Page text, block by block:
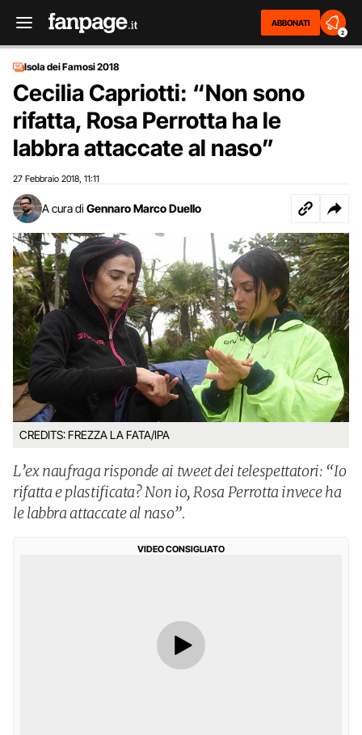
ABBONATI
2
Isola dei Famosi 2018
Cecilia Capriotti: “Non sono
rifatta, Rosa Perrotta ha le
labbra attaccate al naso”
27 Febbraio 2018 11:11
A cura di Gennaro Marco Duello
CREDITS: FREZZA LA FATA/IPA
L’ex naufraga risponde ai tweet dei telespettatori: “Io
rifatta e plastificata? Non io, Rosa Perrotta invece ha
le labbra attaccate al naso”.
VIDEO CONSIGLIATO